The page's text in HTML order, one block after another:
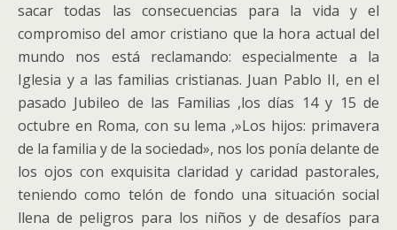
sacar todas las consecuencias para la vida y el
compromiso del amor cristiano que la hora actual del
mundo nos está reclamando: especialmente a la
Iglesia y a las familias cristianas. Juan Pablo II, en el
pasado Jubileo de las Familias ,los días 14 y 15 de
octubre en Roma, con su lema ,»Los hijos: primavera
de la familia y de la sociedad», nos los ponía delante de
los ojos con exquisita claridad y caridad pastorales,
teniendo como telón de fondo una situación social
llena de peligros para los niños y de desafíos para